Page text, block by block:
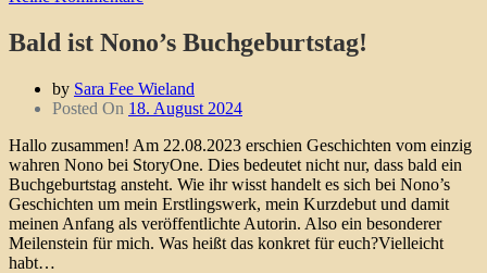
Bald ist Nono’s Buchgeburtstag!
by Sara Fee Wieland
Posted On 18. August 2024
Hallo zusammen! Am 22.08.2023 erschien Geschichten vom einzig
wahren Nono bei StoryOne. Dies bedeutet nicht nur, dass bald ein
Buchgeburtstag ansteht. Wie ihr wisst handelt es sich bei Nono’s
Geschichten um mein Erstlingswerk, mein Kurzdebut und damit
meinen Anfang als veröffentlichte Autorin. Also ein besonderer
Meilenstein für mich. Was heißt das konkret für euch?Vielleicht
habt…